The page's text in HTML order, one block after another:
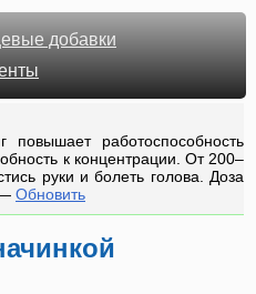
добавки
работоспособность
к концентрации. От 200–
руки и болеть голова. Доза
Обновить